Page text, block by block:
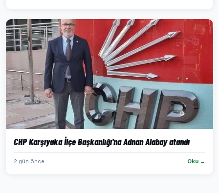
CHP Karşıyaka İlçe Başkanlığı'na Adnan Alabay atandı
2 gün önce Oku →